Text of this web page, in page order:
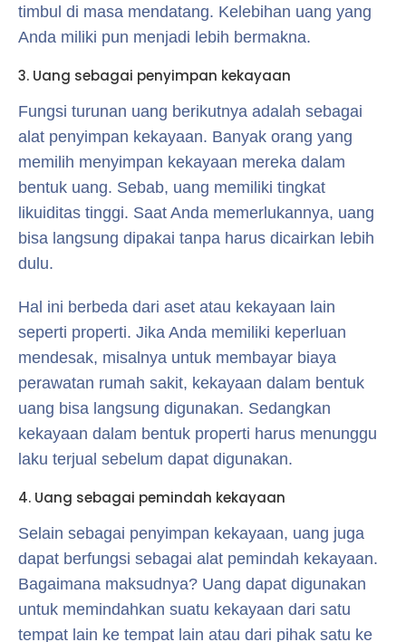
timbul di masa mendatang. Kelebihan uang yang
Anda miliki pun menjadi lebih bermakna.
3. Uang sebagai penyimpan kekayaan
Fungsi turunan uang berikutnya adalah sebagai
alat penyimpan kekayaan. Banyak orang yang
memilih menyimpan kekayaan mereka dalam
bentuk uang. Sebab, uang memiliki tingkat
likuiditas tinggi. Saat Anda memerlukannya, uang
bisa langsung dipakai tanpa harus dicairkan lebih
dulu.
Hal ini berbeda dari aset atau kekayaan lain
seperti properti. Jika Anda memiliki keperluan
mendesak, misalnya untuk membayar biaya
perawatan rumah sakit, kekayaan dalam bentuk
uang bisa langsung digunakan. Sedangkan
kekayaan dalam bentuk properti harus menunggu
laku terjual sebelum dapat digunakan.
4. Uang sebagai pemindah kekayaan
Selain sebagai penyimpan kekayaan, uang juga
dapat berfungsi sebagai alat pemindah kekayaan.
Bagaimana maksudnya? Uang dapat digunakan
untuk memindahkan suatu kekayaan dari satu
tempat lain ke tempat lain atau dari pihak satu ke